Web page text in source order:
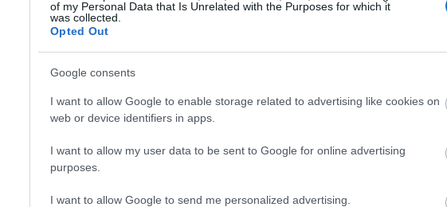
of my Personal Data that Is Unrelated with the Purposes for which it
was collected.
Opted Out
Google consents
I want to allow Google to enable storage related to advertising like cookies on
web or device identifiers in apps.
I want to allow my user data to be sent to Google for online advertising
purposes.
I want to allow Google to send me personalized advertising.
να συνεργαστούν με την Τράπεζα Ηπείρου,
αίτησή τους στην πλατφόρμα:
19:37